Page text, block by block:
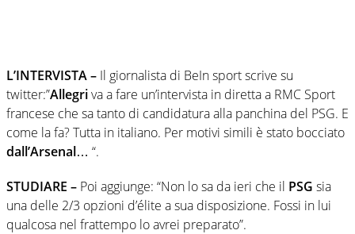
L’INTERVISTA – Il giornalista di BeIn sport scrive su
twitter:”Allegriva a fare un’intervista in diretta a RMC Sport
francese che sa tanto di candidatura alla panchina del PSG. E
come la fa? Tutta in italiano. Per motivi simili è stato bocciato
dall’Arsenal… “.
STUDIARE – Poi aggiunge: “Non lo sa da ieri che il PSG sia
una delle 2/3 opzioni d’élite a sua disposizione. Fossi in lui
qualcosa nel frattempo lo avrei preparato”.